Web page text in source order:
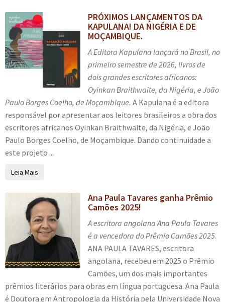
PRÓXIMOS LANÇAMENTOS DA
KAPULANA! DA NIGÉRIA E DE
MOÇAMBIQUE.
A Editora Kapulana lançará no Brasil, no
primeiro semestre de 2026, livros de
dois grandes escritores africanos:
Oyinkan Braithwaite, da Nigéria, e João
Paulo Borges Coelho, de Moçambique. A Kapulana é a editora
responsável por apresentar aos leitores brasileiros a obra dos
escritores africanos Oyinkan Braithwaite, da Nigéria, e João
Paulo Borges Coelho, de Moçambique. Dando continuidade a
este projeto ...
Leia Mais
Ana Paula Tavares ganha Prêmio
Camões 2025!
A escritora angolana Ana Paula Tavares
é a vencedora do Prêmio Camões 2025.
ANA PAULA TAVARES, escritora
angolana, recebeu em 2025 o Prêmio
Camões, um dos mais importantes
prêmios literários para obras em língua portuguesa. Ana Paula
é Doutora em Antropologia da História pela Universidade Nova